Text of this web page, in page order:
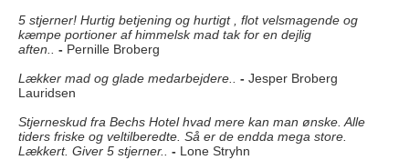
5 stjerner! Hurtig betjening og hurtigt , flot velsmagende og
kæmpe portioner af himmelsk mad tak for en dejlig
aften..
- Pernille Broberg
Lækker mad og glade medarbejdere..
- Jesper Broberg
Lauridsen
Stjerneskud fra Bechs Hotel hvad mere kan man ønske. Alle
tiders friske og veltilberedte. Så er de endda mega store.
Lækkert. Giver 5 stjerner..
- Lone Stryhn